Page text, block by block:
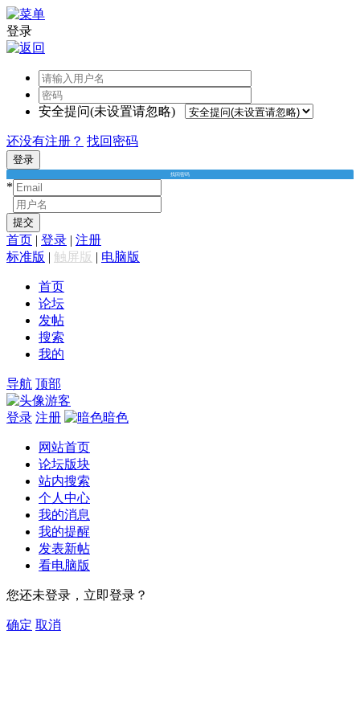
登录
安全提问(未设置请忽略)
还没有注册？ 找回密码
登录
找回密码
*
提交
首页 | 登录 | 注册
标准版 | 触屏版 | 电脑版
首页
论坛
发帖
搜索
我的
导航 顶部
游客
登录 注册 暗色
网站首页
论坛版块
站内搜索
个人中心
我的消息
我的提醒
发表新帖
看电脑版
您还未登录，立即登录？
确定 取消